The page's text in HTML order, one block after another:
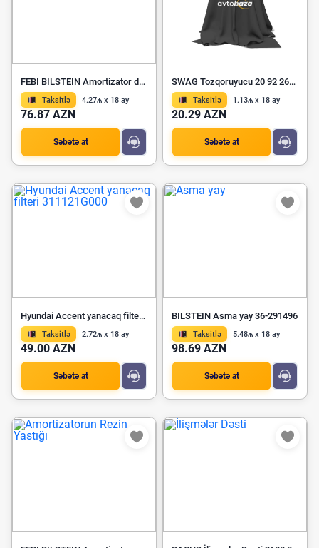
FEBI BILSTEIN Amortizator dayağı 21103
Taksitlə 4.27₼ x 18 ay
76.87 AZN
Səbətə at
SWAG Tozqoruyucu 20 92 2628
Taksitlə 1.13₼ x 18 ay
20.29 AZN
Səbətə at
Hyundai Accent yanacaq filteri 311121G000
Taksitlə 2.72₼ x 18 ay
49.00 AZN
Səbətə at
BILSTEIN Asma yay 36-291496
Taksitlə 5.48₼ x 18 ay
98.69 AZN
Səbətə at